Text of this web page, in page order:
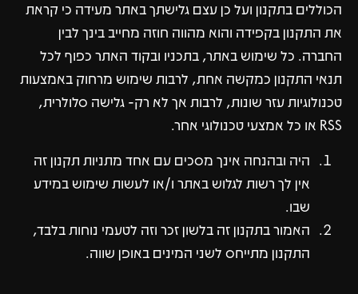
הכוללים בתקנון ועל כן עצם גלישתך באתר מעידה כי קראת
את התקנון בקפידה והוא מהווה חוזה מחייב בינך לבין
החברה. כל שימוש באתר, בתכניו ובקוד האתר כפוף לכל
תנאי התקנון כמקשה אחת, לרבות שימוש מרחוק באמצעות
טכנולוגיות עזר שונות, לרבות אך לא רק- גלישה סלולרית,
RSS או כל אמצעי טכנולוגי אחר.
היה ובהנחה אינך מסכים עם אחד מתניות תקנון זה
אין לך רשות לגלוש באתר ו/או לעשות שימוש במידע
שבו.
האמור בתקנון זה בלשון זכר וזה לטעמי נוחות בלבד,
התקנון מתייחס לשני המינים באופן שווה.